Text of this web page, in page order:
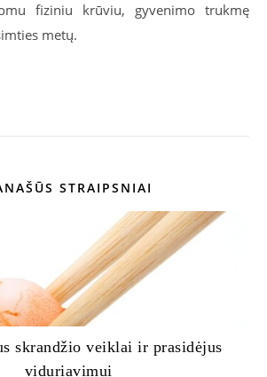
fiziniu krūviu, gyvenimo trukmę
metų.
STRAIPSNIAI
skrandžio veiklai ir prasidėjus
viduriavimui